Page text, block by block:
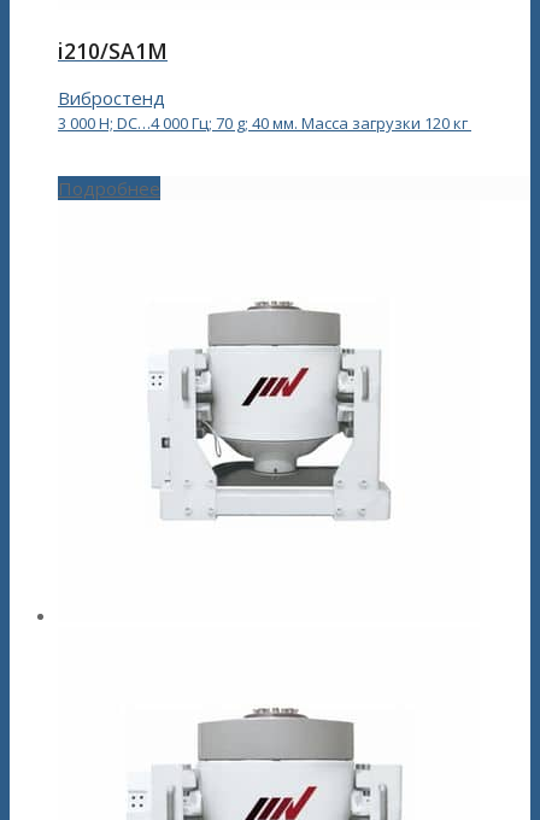
i210/SA1M
Вибростенд
3 000 Н; DC…4 000 Гц; 70 g; 40 мм. Масса загрузки 120 кг
Подробнее